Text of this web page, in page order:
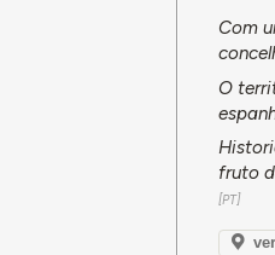
Com
O
fruto